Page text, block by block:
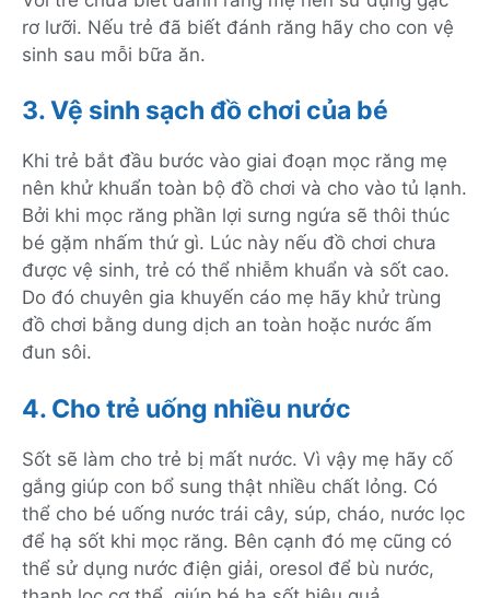
rơ lưỡi. Nếu trẻ đã biết đánh răng hãy cho con vệ
sinh sau mỗi bữa ăn.
3. Vệ sinh sạch đồ chơi của bé
Khi trẻ bắt đầu bước vào giai đoạn mọc răng mẹ
nên khử khuẩn toàn bộ đồ chơi và cho vào tủ lạnh.
Bởi khi mọc răng phần lợi sưng ngứa sẽ thôi thúc
bé gặm nhấm thứ gì. Lúc này nếu đồ chơi chưa
được vệ sinh, trẻ có thể nhiễm khuẩn và sốt cao.
Do đó chuyên gia khuyến cáo mẹ hãy khử trùng
đồ chơi bằng dung dịch an toàn hoặc nước ấm
đun sôi.
4. Cho trẻ uống nhiều nước
Sốt sẽ làm cho trẻ bị mất nước. Vì vậy mẹ hãy cố
gắng giúp con bổ sung thật nhiều chất lỏng. Có
thể cho bé uống nước trái cây, súp, cháo, nước lọc
để hạ sốt khi mọc răng. Bên cạnh đó mẹ cũng có
thể sử dụng nước điện giải, oresol để bù nước,